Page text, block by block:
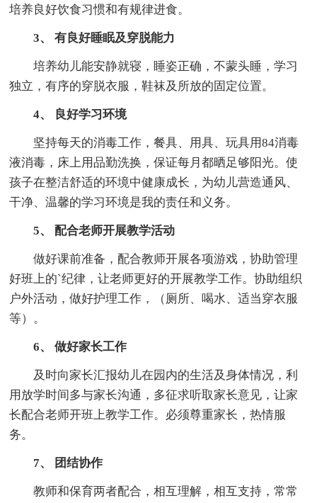
培养良好饮食习惯和有规律进食。
3、 有良好睡眠及穿脱能力
培养幼儿能安静就寝，睡姿正确，不蒙头睡，学习
独立，有序的穿脱衣服，鞋袜及所放的固定位置。
4、 良好学习环境
坚持每天的消毒工作，餐具、用具、玩具用84消毒
液消毒，床上用品勤洗换，保证每月都晒足够阳光。使
孩子在整洁舒适的环境中健康成长，为幼儿营造通风、
干净、温馨的学习环境是我的责任和义务。
5、 配合老师开展教学活动
做好课前准备，配合教师开展各项游戏，协助管理
好班上的`纪律，让老师更好的开展教学工作。协助组织
户外活动，做好护理工作，（厕所、喝水、适当穿衣服
等）。
6、 做好家长工作
及时向家长汇报幼儿在园内的生活及身体情况，利
用放学时间多与家长沟通，多征求听取家长意见，让家
长配合老师开班上教学工作。必须尊重家长，热情服
务。
7、 团结协作
教师和保育两者配合，相互理解，相互支持，常常